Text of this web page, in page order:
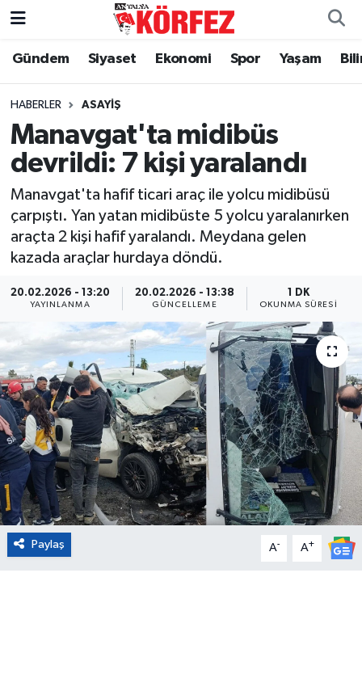
Gündem Siyaset Ekonomi Spor Yaşam
HABERLER ASAYIŞ
Manavgat'ta midibüs
devrildi: 7 kişi yaralandı
Manavgat'ta hafif ticari araç ile yolcu midibüsü
çarpıştı. Yan yatan midibüste 5 yolcu yaralanırken
araçta 2 kişi hafif yaralandı. Meydana gelen
kazada araçlar hurdaya döndü.
20.02.2026 - 13:20
YAYINLANMA
20.02.2026 - 13:38
GÜNCELLEME
1 DK
OKUNMA SÜRESI
Paylaş A- A+
Gündem
Siyaset
Yerel Yönetim
Spor
Yaşam
Asayiş
Dünya
Eğitim
Sağlık
Magazin
Turizm
Çevre
Nöbetçi Eczaneler
Hava Durumu
Trafik Durumu
Tüm Manşetler
Son Dakika Haberleri
Haber Arşivi